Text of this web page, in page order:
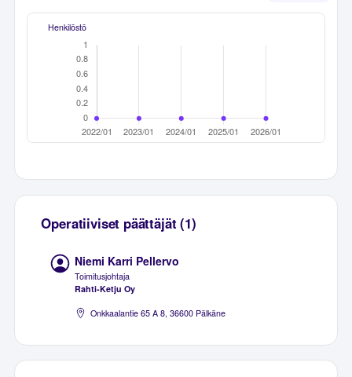
Henkilöstö
Operatiiviset päättäjät (1)
Niemi Karri Pellervo
Toimitusjohtaja
Rahti-Ketju Oy
Onkkaalantie 65 A 8, 36600 Pälkäne